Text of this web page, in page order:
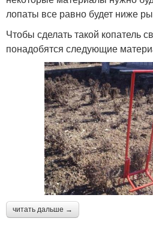
лопаты все равно будет ниже
Чтобы сделать такой копатель
понадобятся следующие
читать дальше →